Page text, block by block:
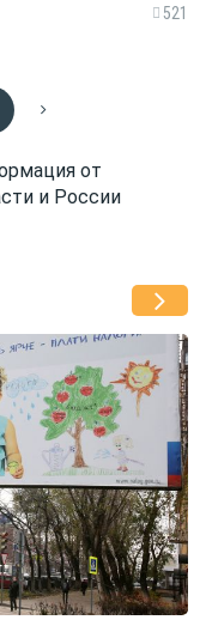
521
от
и России